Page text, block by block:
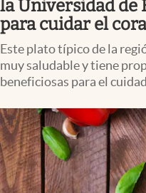
la Universidad de
para cuidar el
Este plato típico de la
muy saludable y tiene
beneficiosas para el